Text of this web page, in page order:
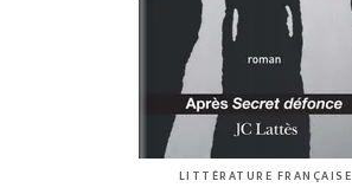
LITTÉRATURE FRANÇAISE